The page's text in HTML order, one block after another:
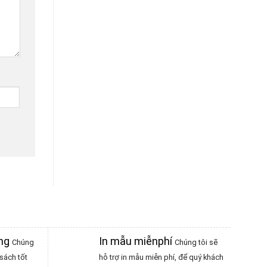
Chúng
tốt
In mẫu miễnphíChúng tôi sẽ
hỗ trợ in mẫu miễn phí, để quý khách